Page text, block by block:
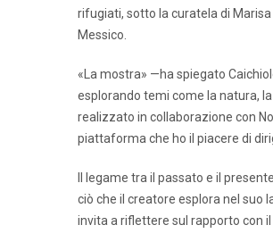
rifugiati, sotto la curatela di Marisa
Messico.
«La mostra» —ha spiegato
esplorando temi come la natura,
realizzato in collaborazione con
piattaforma che ho il piacere di
Il legame tra il passato e il
ciò che il creatore esplora nel suo
invita a riflettere sul rapporto con